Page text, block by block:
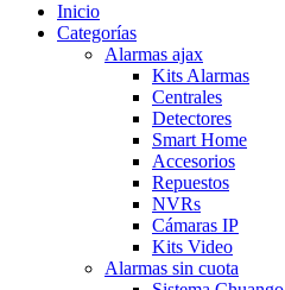
Inicio
Categorías
Alarmas ajax
Kits Alarmas
Centrales
Detectores
Smart Home
Accesorios
Repuestos
NVRs
Cámaras IP
Kits Video
Alarmas sin cuota